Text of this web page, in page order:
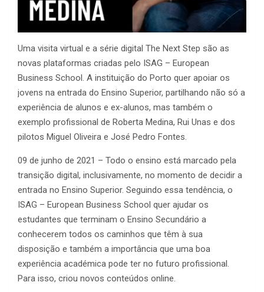
Uma visita virtual e a série digital The Next Step são as
novas plataformas criadas pelo ISAG – European
Business School. A instituição do Porto quer apoiar os
jovens na entrada do Ensino Superior, partilhando não só a
experiência de alunos e ex-alunos, mas também o
exemplo profissional de Roberta Medina, Rui Unas e dos
pilotos Miguel Oliveira e José Pedro Fontes.
09 de junho de 2021 – Todo o ensino está marcado pela
transição digital, inclusivamente, no momento de decidir a
entrada no Ensino Superior. Seguindo essa tendência, o
ISAG – European Business School quer ajudar os
estudantes que terminam o Ensino Secundário a
conhecerem todos os caminhos que têm à sua
disposição e também a importância que uma boa
experiência académica pode ter no futuro profissional.
Para isso, criou novos conteúdos online.